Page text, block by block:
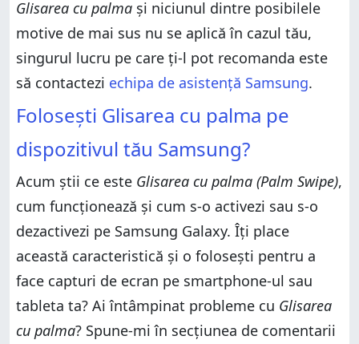
Glisarea cu palma și niciunul dintre posibilele
motive de mai sus nu se aplică în cazul tău,
singurul lucru pe care ți-l pot recomanda este
să contactezi echipa de asistență Samsung.
Folosești Glisarea cu palma pe
dispozitivul tău Samsung?
Acum știi ce este Glisarea cu palma (Palm Swipe),
cum funcționează și cum s-o activezi sau s-o
dezactivezi pe Samsung Galaxy. Îți place
această caracteristică și o folosești pentru a
face capturi de ecran pe smartphone-ul sau
tableta ta? Ai întâmpinat probleme cu Glisarea
cu palma? Spune-mi în secțiunea de comentarii